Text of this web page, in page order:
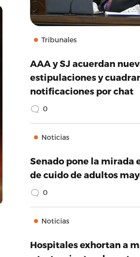
Tribunales
AAA y SJ acuerdan
estipulaciones y
notificaciones por chat
0
Noticias
Senado pone la mirada
de cuido de adultos
0
Noticias
Hospitales exhortan a